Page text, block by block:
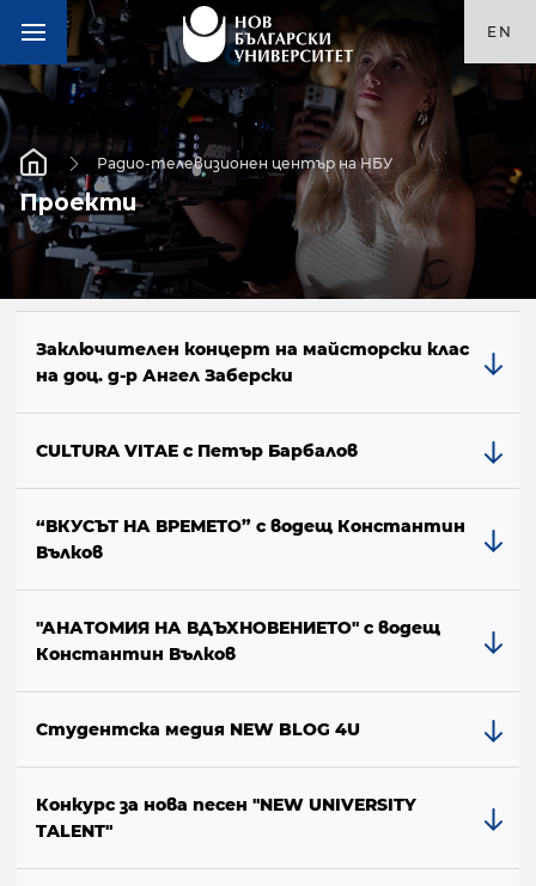
EN
Радио-телевизионен център на НБУ
Проекти
Заключителен концерт на майсторски клас
на доц. д-р Ангел Заберски
CULTURA VITAE с Петър Барбалов
“ВКУСЪТ НА ВРЕМЕТО” с водещ Константин
Вълков
"АНАТОМИЯ НА ВДЪХНОВЕНИЕТО" с водещ
Константин Вълков
Студентска медия NEW BLOG 4U
Конкурс за нова песен "NEW UNIVERSITY
TALENT"